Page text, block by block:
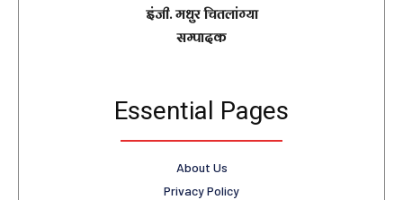
इंजी. मधुर चितलांग्या
सम्पादक
Essential Pages
About Us
Privacy Policy